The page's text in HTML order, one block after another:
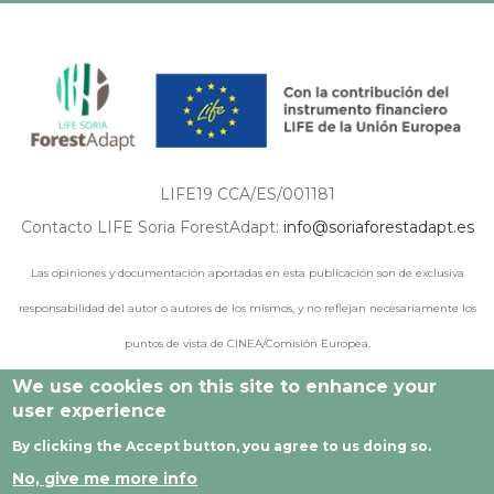
LIFE19 CCA/ES/001181
Contacto LIFE Soria ForestAdapt: info@soriaforestadapt.es
Las opiniones y documentación aportadas en esta publicación son de exclusiva
responsabilidad del autor o autores de los mismos, y no reflejan necesariamente los
puntos de vista de CINEA/Comisión Europea.
We use cookies on this site to enhance your
user experience
By clicking the Accept button, you agree to us doing so.
No, give me more info